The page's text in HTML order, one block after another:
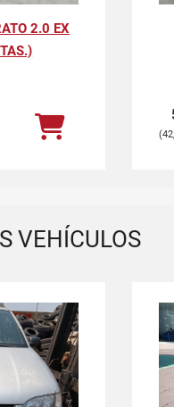
2.0 EX
VEHÍCULOS